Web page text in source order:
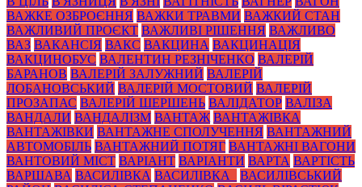
ВАЖКЕ ОЗБРОЄННЯ ВАЖКИ ТРАВМИ ВАЖКИЙ СТАН
ВАЖЛИВИЙ ПРОЄКТ ВАЖЛИВІ РІШЕННЯ ВАЖЛИВО
ВАЗ ВАКАНСІЯ ВАКС ВАКЦИНА ВАКЦИНАЦІЯ
ВАКЦИНОБУС ВАЛЕНТИН РЕЗНІЧЕНКО ВАЛЕРІЙ
БАРАНОВ ВАЛЕРІЙ ЗАЛУЖНИЙ ВАЛЕРІЙ
ЛОБАНОВСЬКИЙ ВАЛЕРІЙ МОСТОВИЙ ВАЛЕРІЙ
ПРОЗАПАС ВАЛЕРІЙ ШЕРШЕНЬ ВАЛІДАТОР ВАЛІЗА
ВАНДАЛИ ВАНДАЛІЗМ ВАНТАЖ ВАНТАЖІВКА
ВАНТАЖІВКИ ВАНТАЖНЕ СПОЛУЧЕННЯ ВАНТАЖНИЙ
АВТОМОБІЛЬ ВАНТАЖНИЙ ПОТЯГ ВАНТАЖНІ ВАГОНИ
ВАНТОВИЙ МІСТ ВАРІАНТ ВАРІАНТИ ВАРТА ВАРТІСТЬ
ВАРШАВА ВАСИЛІВКА ВАСИЛІВКА_
ВАСИЛІВСЬКИЙ